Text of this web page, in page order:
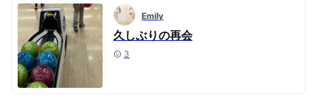
Emily
久しぶりの再会
3